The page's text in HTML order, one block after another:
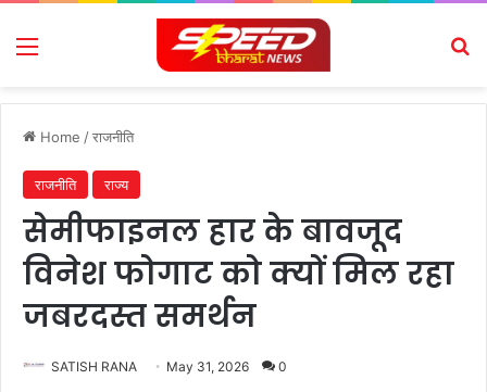
Menu
Home /राजनीति
राजनीति राज्य
सेमीफाइनल हार के बावजूद
विनेश फोगाट को क्यों मिल रहा
जबरदस्त समर्थन
SATISH RANA May 31, 2026 0